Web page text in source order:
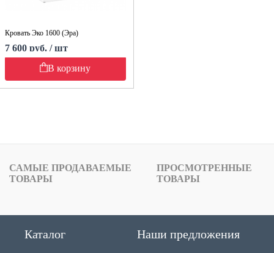
Кровать Эко 1600 (Эра)
7 600 руб. / шт
В корзину
САМЫЕ ПРОДАВАЕМЫЕ
ТОВАРЫ
ПРОСМОТРЕННЫЕ
ТОВАРЫ
Каталог Наши предложения